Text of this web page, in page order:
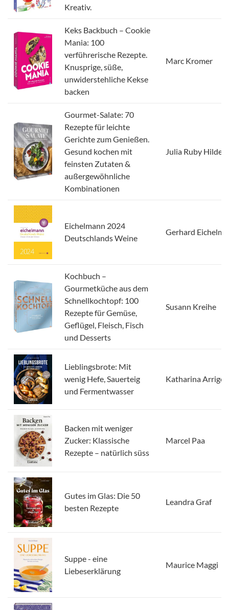
Kreativ.
Keks Backbuch – Cookie
Mania: 100
verführerische Rezepte.
Knusprige, süße,
unwiderstehliche Kekse
backen
Marc Kromer
Gourmet-Salate: 70
Rezepte für leichte
Gerichte zum Genießen.
Gesund kochen mit
feinsten Zutaten &
außergewöhnliche
Kombinationen
Julia Ruby
Eichelmann 2024
Deutschlands Weine
Gerhard
Kochbuch –
Gourmetküche aus dem
Schnellkochtopf: 100
Rezepte für Gemüse,
Geflügel, Fleisch, Fisch
und Desserts
Susann Kreihe
Lieblingsbrote: Mit
wenig Hefe, Sauerteig
und Fermentwasser
Katharina
Backen mit weniger
Zucker: Klassische
Rezepte – natürlich süss
Marcel Paa
Gutes im Glas: Die 50
besten Rezepte
Leandra Graf
Suppe - eine
Liebeserklärung
Maurice Maggi